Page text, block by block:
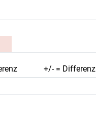
+/- = Differenz